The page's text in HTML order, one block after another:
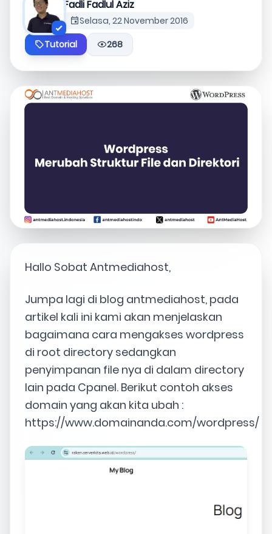
Fadli Fadlul Aziz
Selasa, 22 November 2016
Tutorial
268
Hallo Sobat Antmediahost,
Jumpa lagi di blog antmediahost, pada
artikel kali ini kami akan menjelaskan
bagaimana cara mengakses wordpress
di root directory sedangkan
penyimpanan file nya di dalam directory
lain pada Cpanel. Berikut contoh akses
domain yang akan kita ubah :
https://www.domainanda.com/wordpress/